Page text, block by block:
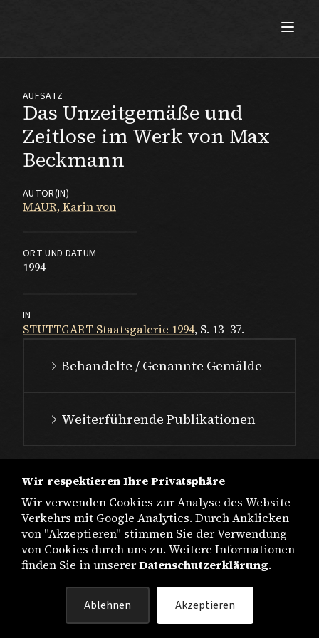
Das Unzeitgemäße und
Zeitlose im Werk von Max
Beckmann
AUFSATZ
AUTOR(IN)
MAUR, Karin von
ORT UND DATUM
1994
IN
STUTTGART Staatsgalerie 1994, S. 13–37.
Behandelte / Genannte Gemälde
Weiterführende Publikationen
DATENSCHUTZ
Wir respektieren Ihre Privatsphäre
Wir verwenden Cookies zur Analyse des Website-
Verkehrs mit Google Analytics. Durch Anklicken
von "Akzeptieren" stimmen Sie der Verwendung
von Cookies durch uns zu. Weitere Informationen
finden Sie in unsererDatenschutzerklärung.
Ablehnen Akzeptieren